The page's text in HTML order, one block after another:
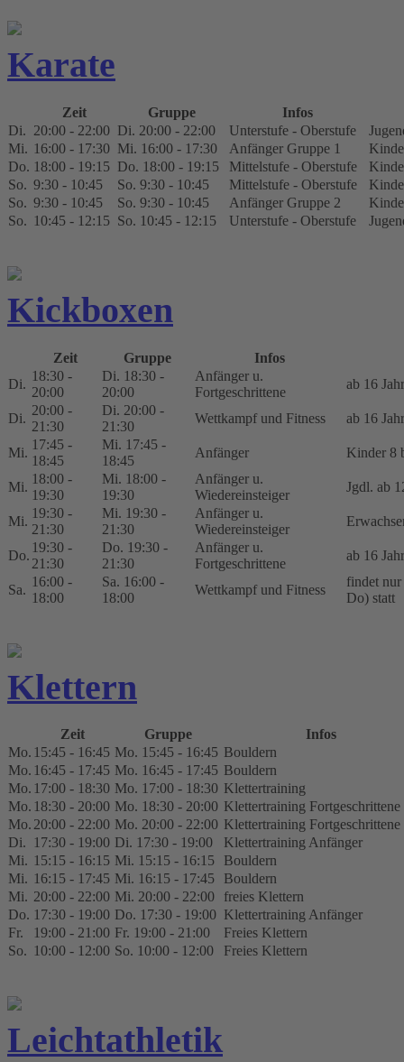
Karate
Zeit Gruppe
Infos
Di. 20:00 - 22:00 Di. 20:00 - 22:00 Unterstufe - Oberstufe
Mi. 16:00 - 17:30 Mi. 16:00 - 17:30 Anfänger Gruppe 1
Do. 18:00 - 19:15 Do. 18:00 - 19:15 Mittelstufe - Oberstufe
So. 9:30 - 10:45 So. 9:30 - 10:45 Mittelstufe - Oberstufe
So. 9:30 - 10:45 So. 9:30 - 10:45 Anfänger Gruppe 2
So. 10:45 - 12:15 So. 10:45 - 12:15 Unterstufe - Oberstufe
Kickboxen
Zeit Gruppe
Infos
Di.
18:30 -
20:00
Di. 18:30 -
20:00
Anfänger u.
Fortgeschrittene
ab 16
Di.
20:00 -
21:30
Di. 20:00 -
21:30
Wettkampf und Fitness ab 16
Mi.
17:45 -
18:45
Mi. 17:45 -
18:45
Anfänger Kinder 8
Mi.
18:00 -
19:30
Mi. 18:00 -
19:30
Anfänger u.
Wiedereinsteiger
Jgdl. ab
Mi.
19:30 -
21:30
Mi. 19:30 -
21:30
Anfänger u.
Wiedereinsteiger
Do.
19:30 -
21:30
Do. 19:30 -
21:30
Anfänger u.
Fortgeschrittene
ab 16
Sa.
16:00 -
18:00
Sa. 16:00 -
18:00
Wettkampf und Fitness
findet
Do) statt
Klettern
Zeit Gruppe
Infos
Mo. 15:45 - 16:45 Mo. 15:45 - 16:45 Bouldern
Mo. 16:45 - 17:45 Mo. 16:45 - 17:45 Bouldern
Mo. 17:00 - 18:30 Mo. 17:00 - 18:30 Klettertraining
Mo. 18:30 - 20:00 Mo. 18:30 - 20:00 Klettertraining Fortgeschrittene
Mo. 20:00 - 22:00 Mo. 20:00 - 22:00 Klettertraining
Di.
17:30 - 19:00 Di. 17:30 - 19:00
Klettertraining Anfänger
Mi. 15:15 - 16:15 Mi. 15:15 - 16:15
Bouldern
Mi. 16:15 - 17:45 Mi. 16:15 - 17:45
Bouldern
Mi. 20:00 - 22:00 Mi. 20:00 - 22:00
freies Klettern
Do. 17:30 - 19:00 Do. 17:30 - 19:00 Klettertraining Anfänger
Fr.
19:00 - 21:00 Fr. 19:00 - 21:00
Freies Klettern
So. 10:00 - 12:00 So. 10:00 - 12:00 Freies Klettern
Leichtathletik